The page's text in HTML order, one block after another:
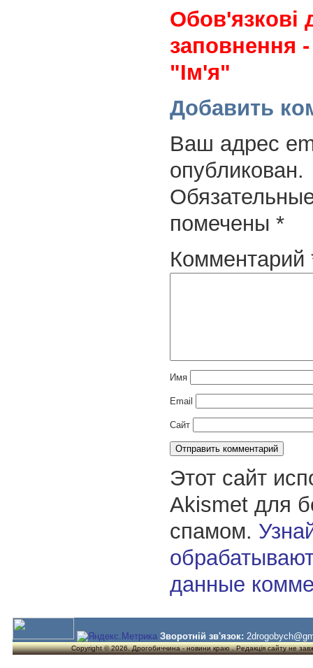
Обов'язкові
заповнення
"Ім'я"
Добавить
Ваш адрес
опубликован.
помечены *
Комментарий
Имя
Email
Сайт
Этот сайт
Akismet для
спамом.
данные
Зворотній зв'язок:
Copyright © 2026. Дрогобиччина - новини краю . Редакція сайту не